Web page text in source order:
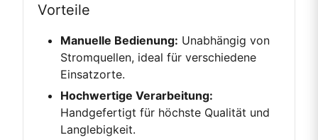
Vorteile
Manuelle Bedienung: Unabhängig von
Stromquellen, ideal für verschiedene
Einsatzorte.
Hochwertige Verarbeitung:
Handgefertigt für höchste Qualität und
Langlebigkeit.